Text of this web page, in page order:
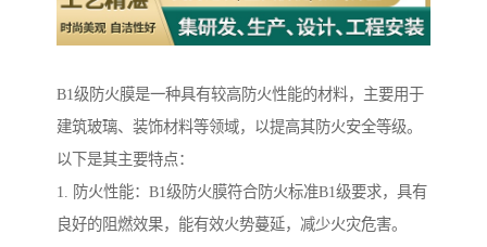
B1级防火膜是一种具有较高防火性能的材料，主要用于
建筑玻璃、装饰材料等领域，以提高其防火安全等级。
以下是其主要特点：
1. 防火性能：B1级防火膜符合防火标准B1级要求，具有
良好的阻燃效果，能有效火势蔓延，减少火灾危害。